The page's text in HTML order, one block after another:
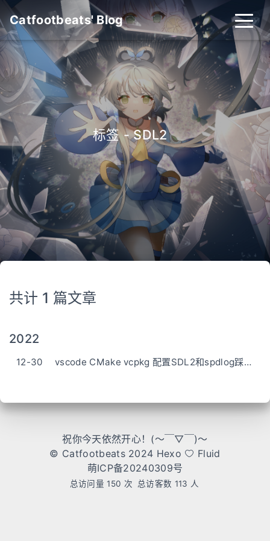
Catfootbeats' Blog
标签 - SDL2_
共计 1 篇文章
2022
12-30 vscode CMake vcpkg 配置SDL2和spdlog踩的亿些坑
祝你今天依然开心！(～￣▽￣)～
© Catfootbeats 2024 Hexo
Fluid
萌ICP备20240309号
总访问量150 次 总访客数 113 人